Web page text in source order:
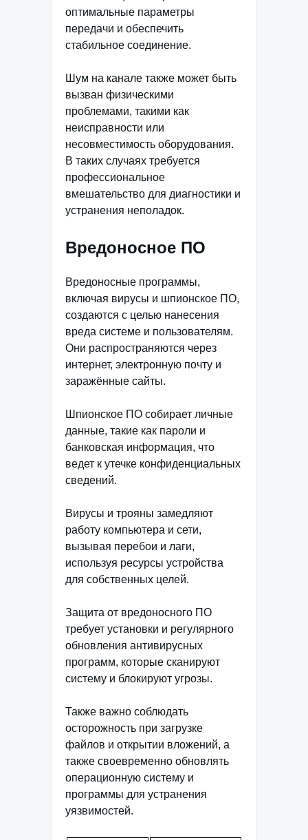
оптимальные параметры
передачи и обеспечить
стабильное соединение.
Шум на канале также может быть
вызван физическими
проблемами, такими как
неисправности или
несовместимость оборудования.
В таких случаях требуется
профессиональное
вмешательство для диагностики и
устранения неполадок.
Вредоносное ПО
Вредоносные программы,
включая вирусы и шпионское ПО,
создаются с целью нанесения
вреда системе и пользователям.
Они распространяются через
интернет, электронную почту и
заражённые сайты.
Шпионское ПО собирает личные
данные, такие как пароли и
банковская информация, что
ведет к утечке конфиденциальных
сведений.
Вирусы и трояны замедляют
работу компьютера и сети,
вызывая перебои и лаги,
используя ресурсы устройства
для собственных целей.
Защита от вредоносного ПО
требует установки и регулярного
обновления антивирусных
программ, которые сканируют
систему и блокируют угрозы.
Также важно соблюдать
осторожность при загрузке
файлов и открытии вложений, а
также своевременно обновлять
операционную систему и
программы для устранения
уязвимостей.